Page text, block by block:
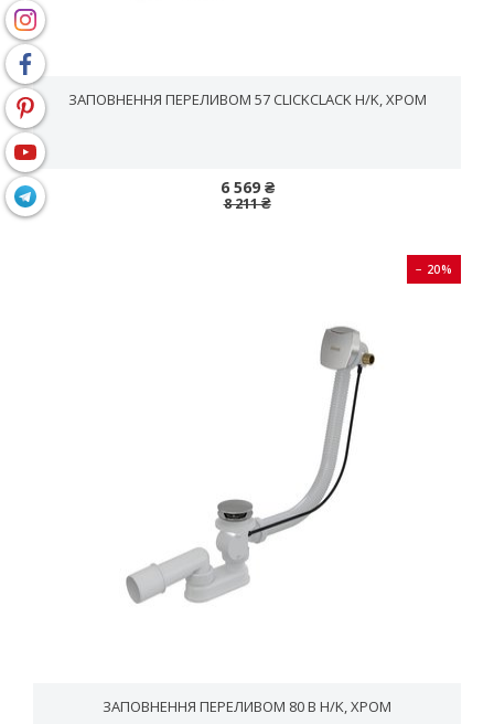
ЗАПОВНЕННЯ ПЕРЕЛИВОМ 57 CLICKCLACK H/K, ХРОМ
6 569 ₴
8 211 ₴
− 20%
ЗАПОВНЕННЯ ПЕРЕЛИВОМ 80 B H/K, ХРОМ